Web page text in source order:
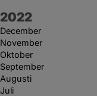
År:
2022
December
November
Oktober
September
Augusti
Juli